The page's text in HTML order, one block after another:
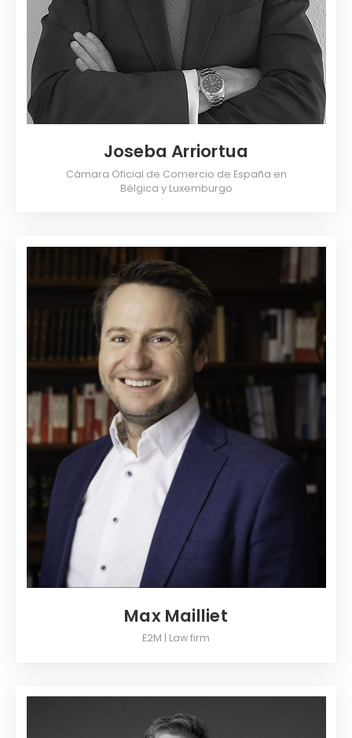
Joseba Arriortua
Cámara Oficial de Comercio de España en
Bélgica y Luxemburgo
Max Mailliet
E2M | Law firm